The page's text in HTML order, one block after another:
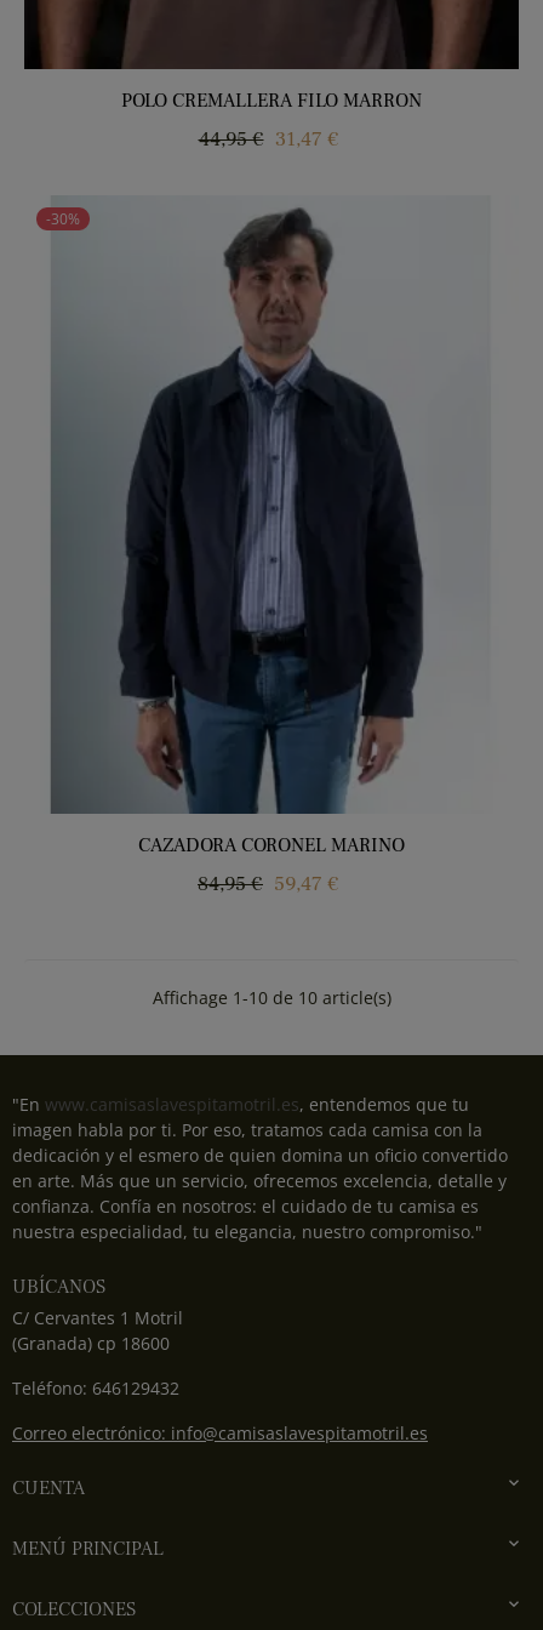
POLO CREMALLERA FILO MARRON
Precio
44,95 € Precio
31,47 €
-30%
CAZADORA CORONEL MARINO
Precio
84,95 € Precio
59,47 €
Affichage 1-10 de 10 article(s)
"En www.camisaslavespitamotril.es, entendemos que tu
imagen habla por ti. Por eso, tratamos cada camisa con la
dedicación y el esmero de quien domina un oficio convertido
en arte. Más que un servicio, ofrecemos excelencia, detalle y
confianza. Confía en nosotros: el cuidado de tu camisa es
nuestra especialidad, tu elegancia, nuestro compromiso."
UBÍCANOS
C/ Cervantes 1 Motril
(Granada) cp 18600
Teléfono: 646129432
Correo electrónico: info@camisaslavespitamotril.es
CUENTA 
MENÚ PRINCIPAL 
COLECCIONES 